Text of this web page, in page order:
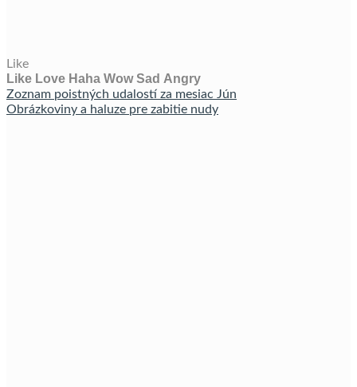
Like
Like Love Haha Wow Sad Angry
Zoznam poistných udalostí za mesiac Jún
Obrázkoviny a haluze pre zabitie nudy